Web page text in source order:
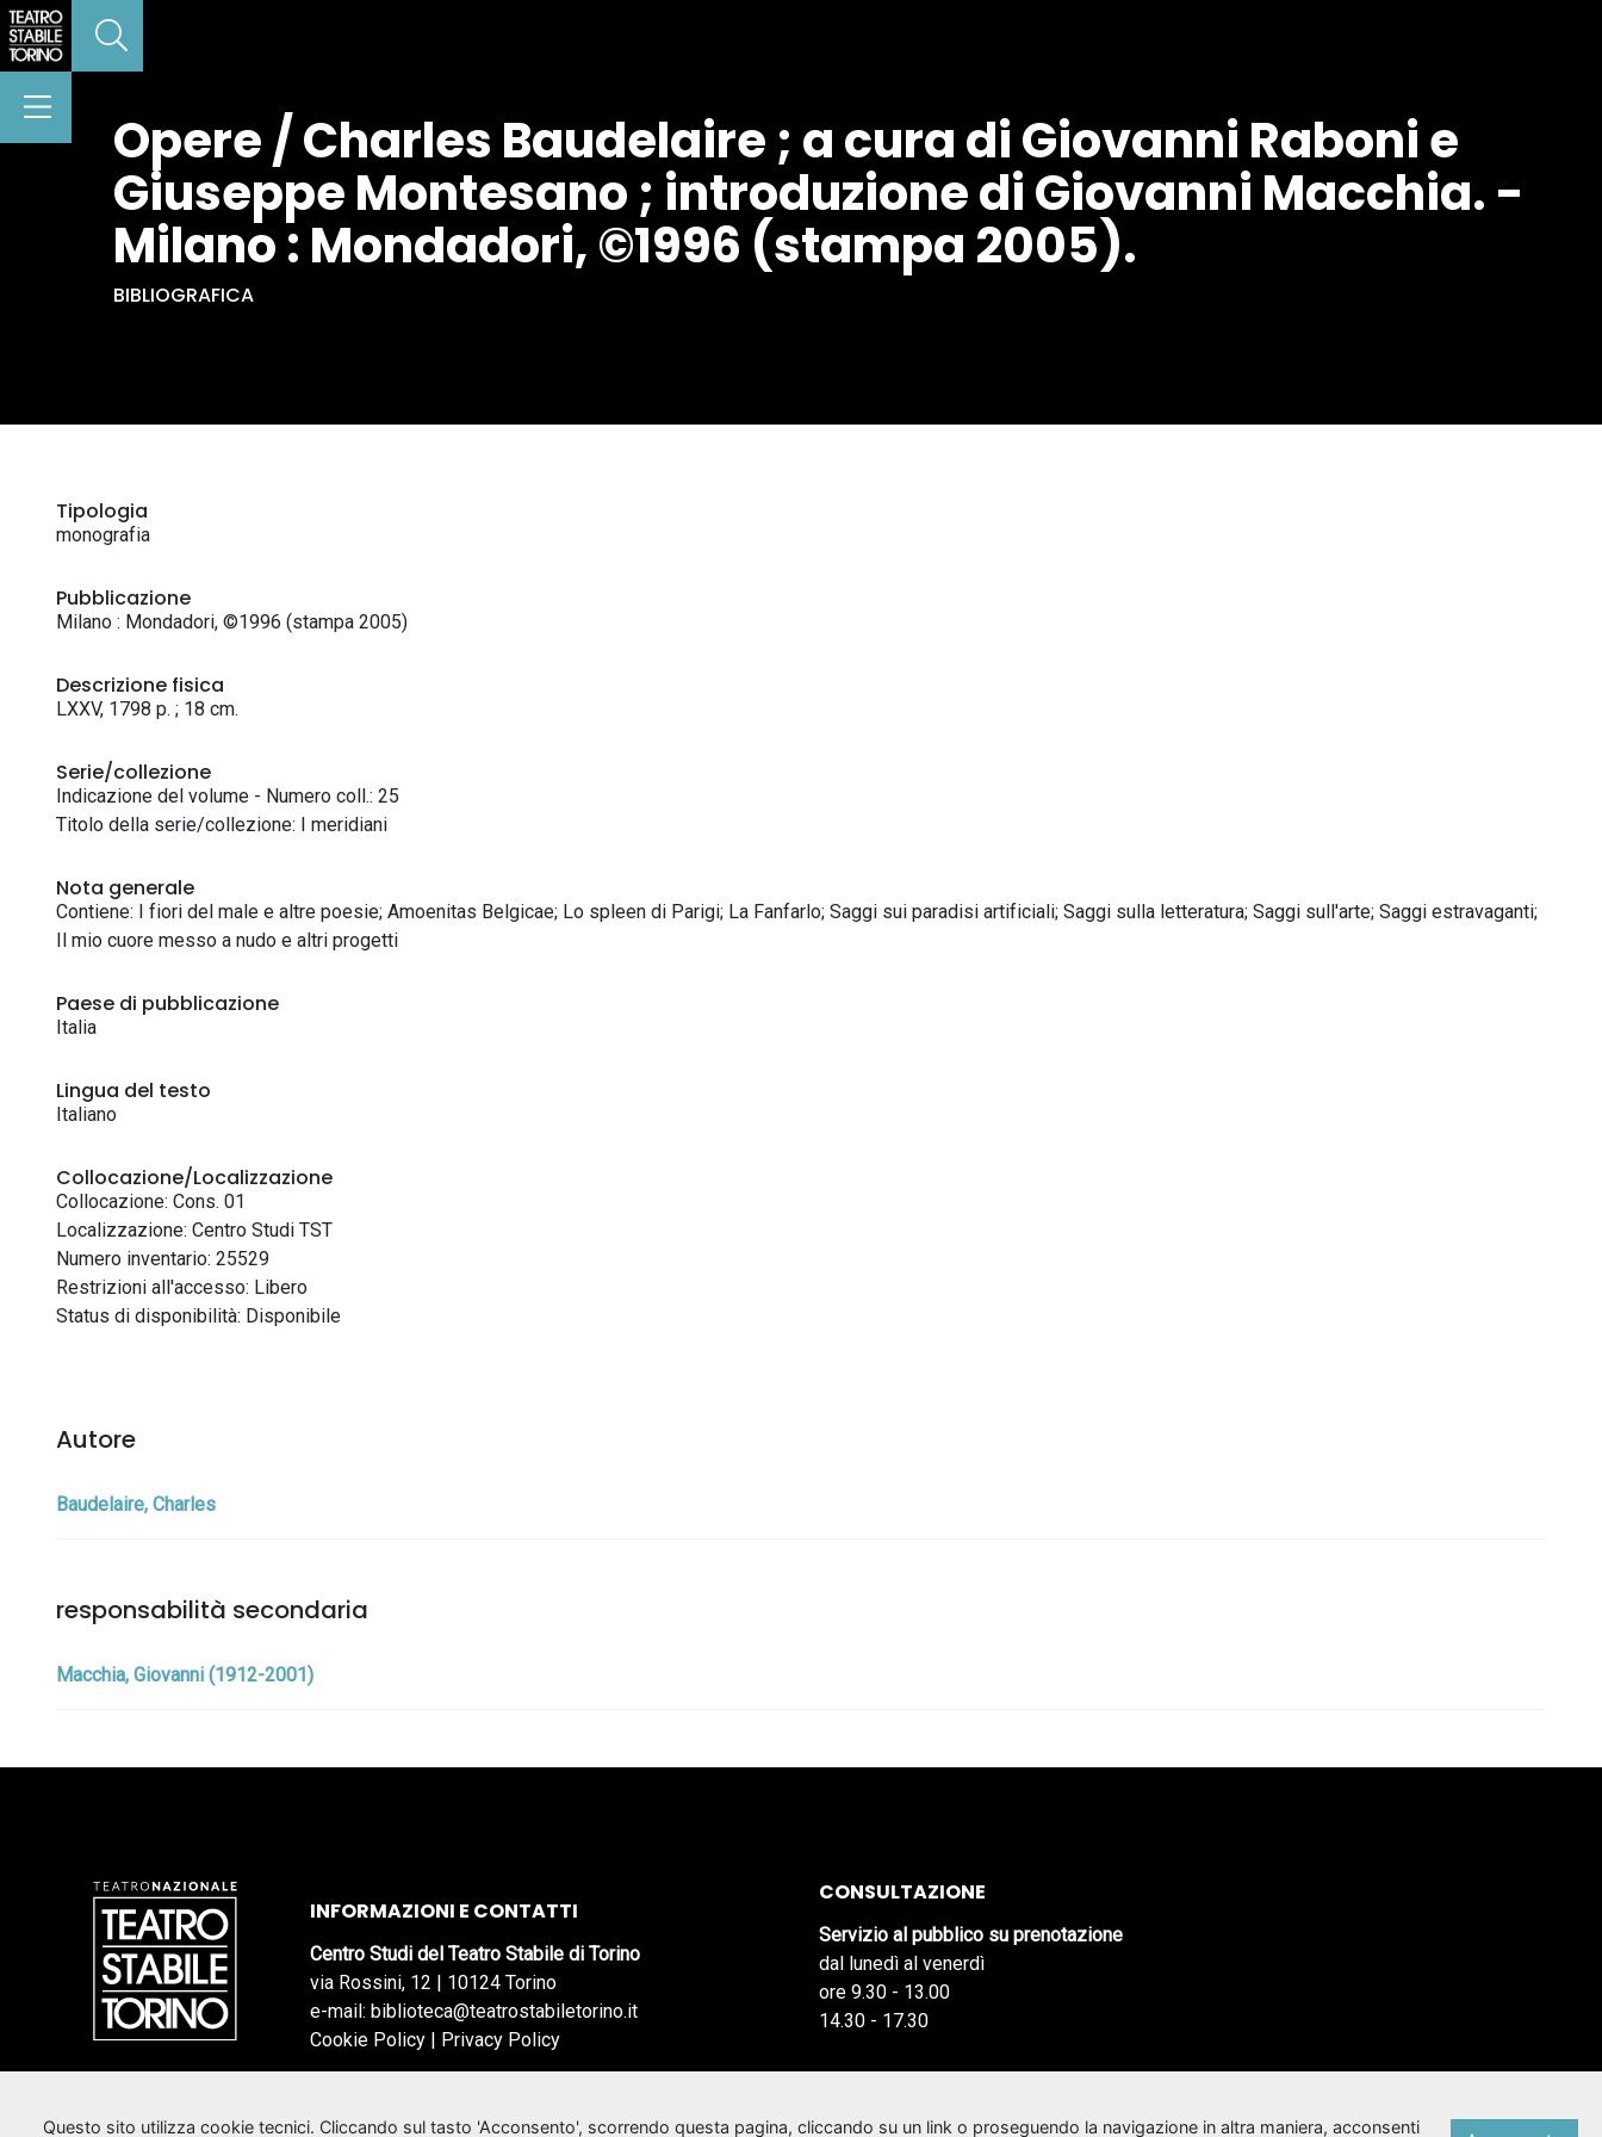
Opere / Charles Baudelaire ; a cura di Giovanni Raboni e
Giuseppe Montesano ; introduzione di Giovanni Macchia. -
Milano : Mondadori, ©1996 (stampa 2005).
BIBLIOGRAFICA
Tipologia
monografia
Pubblicazione
Milano : Mondadori, ©1996 (stampa 2005)
Descrizione fisica
LXXV, 1798 p. ; 18 cm.
Serie/collezione
Indicazione del volume - Numero coll.: 25
Titolo della serie/collezione: I meridiani
Nota generale
Contiene: I fiori del male e altre poesie; Amoenitas Belgicae; Lo spleen di Parigi; La Fanfarlo; Saggi sui paradisi artificiali; Saggi sulla letteratura; Saggi sull'arte; Saggi estravaganti;
Il mio cuore messo a nudo e altri progetti
Paese di pubblicazione
Italia
Lingua del testo
Italiano
Collocazione/Localizzazione
Collocazione: Cons. 01
Localizzazione: Centro Studi TST
Numero inventario: 25529
Restrizioni all'accesso: Libero
Status di disponibilità: Disponibile
Autore
Baudelaire, Charles
responsabilità secondaria
Macchia, Giovanni (1912-2001)
INFORMAZIONI E CONTATTI
Centro Studi del Teatro Stabile di Torino
via Rossini, 12 | 10124 Torino
e-mail: biblioteca@teatrostabiletorino.it
Cookie Policy | Privacy Policy
CONSULTAZIONE
Servizio al pubblico su prenotazione
dal lunedì al venerdì
ore 9.30 - 13.00
14.30 - 17.30
Questo sito utilizza cookie tecnici. Cliccando sul tasto 'Acconsento', scorrendo questa pagina, cliccando su un link o proseguendo la navigazione in altra maniera, acconsenti